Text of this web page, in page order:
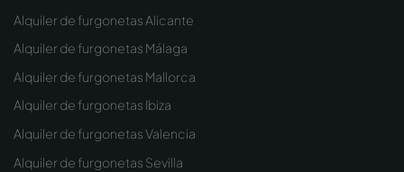
Alquiler de furgonetas Alicante
Alquiler de furgonetas Málaga
Alquiler de furgonetas Mallorca
Alquiler de furgonetas Ibiza
Alquiler de furgonetas Valencia
Alquiler de furgonetas Sevilla